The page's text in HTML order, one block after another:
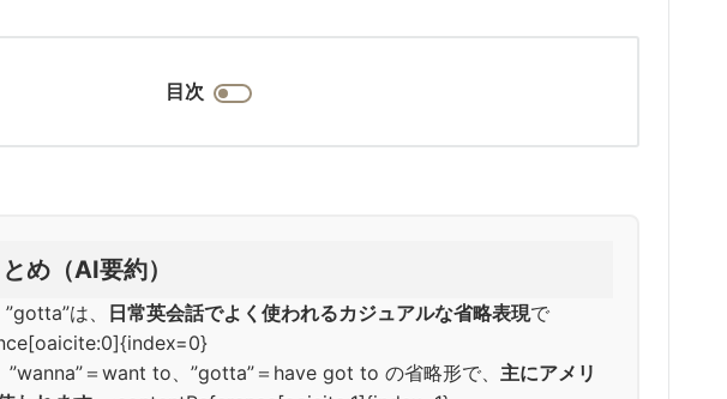
目次
め（AI要約）
は、 日常英会話でよく使われるカジュアルな省略表現で
＝want to、”gotta”＝have got to の省略形で、 主にアメリ